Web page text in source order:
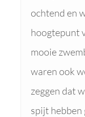
ochtend en
hoogtepunt
mooie
waren ook
zeggen dat
spijt hebben